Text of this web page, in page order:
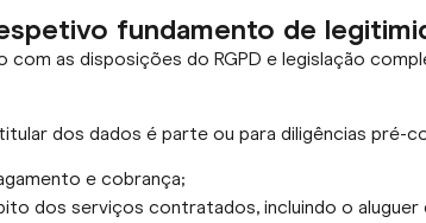
fundamento de
as disposições do RGPD e legislação
dos dados é parte ou para diligências pré-
e cobrança;
dos serviços contratados, incluindo o